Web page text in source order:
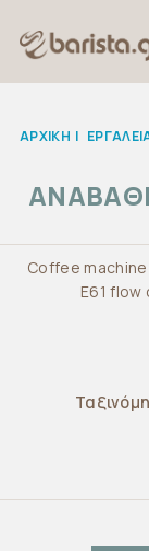
ΑΡΧΙΚΉ |
Coffee
E61